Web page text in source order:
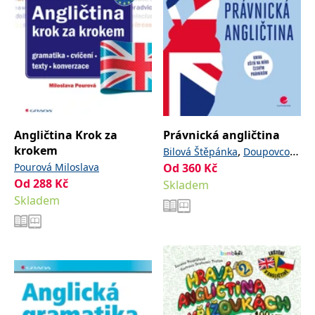
Angličtina Krok za
krokem
Pourová Miloslava
Od 288 Kč
Skladem
Právnická angličtina
Bilová Štěpánka, Doupovcová
Radmila ,Hradilová Alena
Hromádková Věra
Chovancová Barbora
Od 360 Kč
Skladem